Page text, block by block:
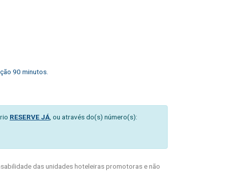
90 minutos.
RESERVE JÁ, ou através do(s) número(s):
das unidades hoteleiras promotoras e não